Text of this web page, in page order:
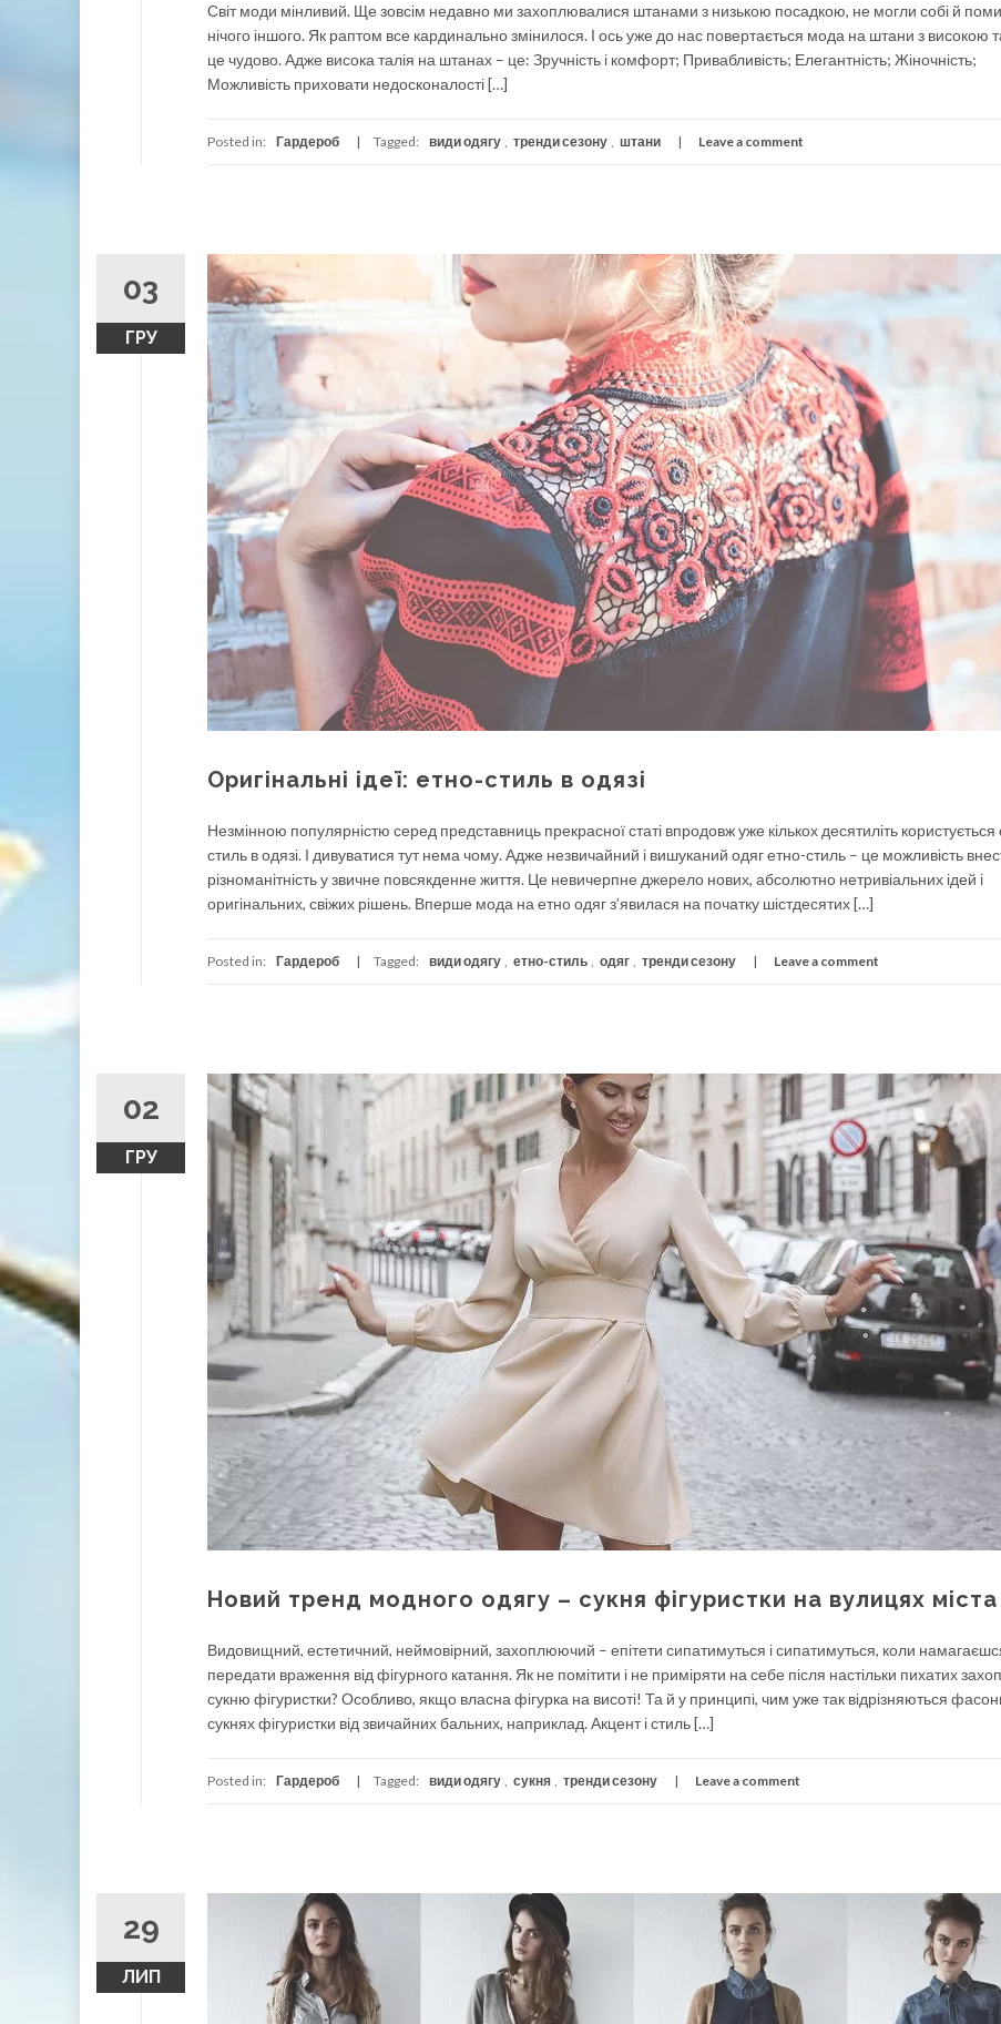
Світ моди мінливий. Ще зовсім недавно ми захоплювалися штанами з низькою посадкою, не могли собі й
нічого іншого. Як раптом все кардинально змінилося. І ось уже до нас повертається мода на штани з високою
це чудово. Адже висока талія на штанах – це: Зручність і комфорт; Привабливість; Елегантність; Жіночність;
Можливість приховати недосконалості […]
Posted in: Гардероб Tagged: види одягу , тренди сезону , штани Leave a comment
03
ГРУ
Оригінальні ідеї: етно-стиль в одязі
Незмінною популярністю серед представниць прекрасної статі впродовж уже кількох десятиліть користується
стиль в одязі. І дивуватися тут нема чому. Адже незвичайний і вишуканий одяг етно-стиль – це можливість
різноманітність у звичне повсякденне життя. Це невичерпне джерело нових, абсолютно нетривіальних ідей і
оригінальних, свіжих рішень. Вперше мода на етно одяг з’явилася на початку шістдесятих […]
Posted in: Гардероб Tagged: види одягу , етно-стиль , одяг , тренди сезону Leave a comment
02
ГРУ
Новий тренд модного одягу – сукня фігуристки на вулицях міста
Видовищний, естетичний, неймовірний, захоплюючий – епітети сипатимуться і сипатимуться, коли
передати враження від фігурного катання. Як не помітити і не приміряти на себе після настільки пихатих
сукню фігуристки? Особливо, якщо власна фігурка на висоті! Та й у принципі, чим уже так відрізняються
сукнях фігуристки від звичайних бальних, наприклад. Акцент і стиль […]
Posted in: Гардероб Tagged: види одягу , сукня , тренди сезону Leave a comment
29
ЛИП